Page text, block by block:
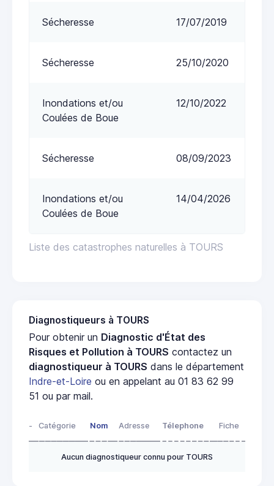
Liste des catastrophes naturelles à TOURS
Sécheresse 17/07/2019
Sécheresse 25/10/2020
Inondations et/ou
Coulées de Boue
12/10/2022
Sécheresse 08/09/2023
Inondations et/ou
Coulées de Boue
14/04/2026
Diagnostiqueurs à TOURS
Pour obtenir un Diagnostic d'État des
Risques et Pollution à TOURS contactez un
diagnostiqueur à TOURS dans le département
Indre-et-Loire ou en appelant au 01 83 62 99
51 ou par mail.
- Catégorie Nom Adresse Télephone Fiche
Aucun diagnostiqueur connu pour TOURS